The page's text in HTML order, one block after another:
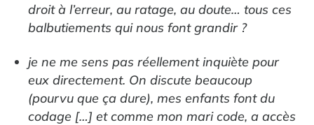
droit à l’erreur, au ratage, au doute… tous ces
balbutiements qui nous font grandir ?
je ne me sens pas réellement inquiète pour
eux directement. On discute beaucoup
(pourvu que ça dure), mes enfants font du
codage […] et comme mon mari code, a accès